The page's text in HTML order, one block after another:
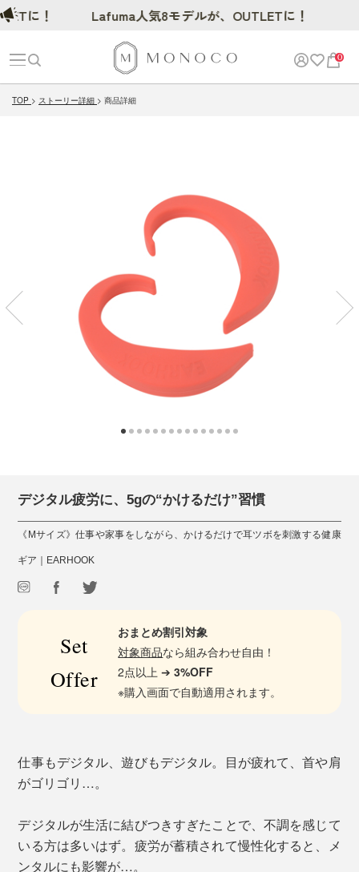
0
TOP ストーリー詳細 商品詳細
デジタル疲労に、5gの“かけるだけ”習慣
《Mサイズ》仕事や家事をしながら、かけるだけで耳ツボを刺激する健康
ギア｜EARHOOK
Set
Offer
おまとめ割引対象
対象商品なら組み合わせ自由！
2点以上 ➔3%OFF
※購入画面で自動適用されます。
仕事もデジタル、遊びもデジタル。目が疲れて、首や肩
がゴリゴリ…。
デジタルが生活に結びつきすぎたことで、不調を感じて
いる方は多いはず。疲労が蓄積されて慢性化すると、メ
ンタルにも影響が…。
！ Lafuma人気8モデルが、OUTLETに！